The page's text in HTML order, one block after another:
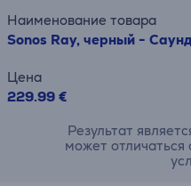
Наименование товара
Sonos Ray, черный -
Цена
229.99 €
Результат
может